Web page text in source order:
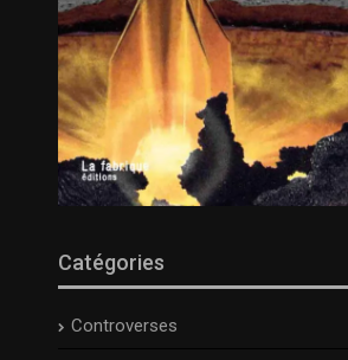
Catégories
Controverses